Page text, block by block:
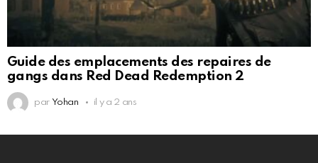
Guide des emplacements des repaires de
gangs dans Red Dead Redemption 2
par Yohan il y a 2 ans